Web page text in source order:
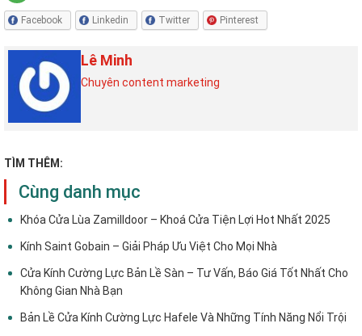
Facebook Linkedin Twitter Pinterest
Lê Minh
Chuyên content marketing
TÌM THÊM:
Cùng danh mục
Khóa Cửa Lùa Zamilldoor – Khoá Cửa Tiện Lợi Hot Nhất 2025
Kính Saint Gobain – Giải Pháp Ưu Việt Cho Mọi Nhà
Cửa Kính Cường Lực Bản Lề Sàn – Tư Vấn, Báo Giá Tốt Nhất Cho
Không Gian Nhà Bạn
Bản Lề Cửa Kính Cường Lực Hafele Và Những Tính Năng Nổi Trội